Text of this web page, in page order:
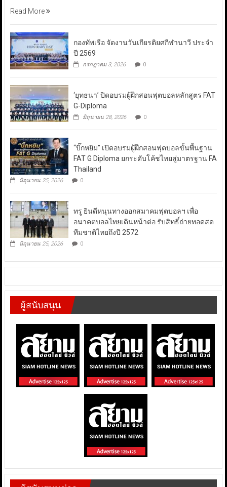
Read More
กองทัพเรือ จัดงานวันเกียรติยศกีฬานาวี ประจำ
ปี 2569
กรกฎาคม 3, 2026 0
‘ยุทธนา’ ปิดอบรมผู้ฝึกสอนฟุตบอลหลักสูตร FAT
G-Diploma
มิถุนายน 28, 2026 0
“บิ๊กหยิม” เปิดอบรมผู้ฝึกสอนฟุตบอลขั้นพื้นฐาน
FAT G Diploma ยกระดับโค้ชไทยสู่มาตรฐาน FA
Thailand
มิถุนายน 25, 2026 0
ทรู ยินดีหนุนทางออกสมาคมฟุตบอลฯ เพื่อ
อนาคตบอลไทยเดินหน้าต่อ รับสิทธิ์ถ่ายทอดสด
ทีมชาติไทยถึงปี 2572
มิถุนายน 25, 2026 0
ผู้สนับสนุน